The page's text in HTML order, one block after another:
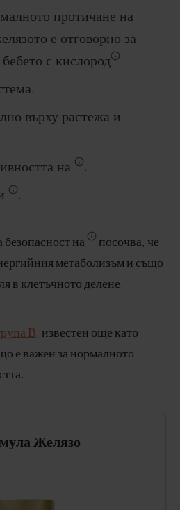
протичане на
е отговорно за
с кислород
върху растежа и
на
.
.
на
посочва, че
метаболизъм и също
в клетъчното делене.
В, известен още като
е важен за нормалното
Желязо